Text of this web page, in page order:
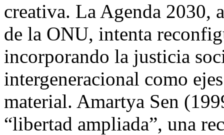
creativa. La Agenda 2030,
de la ONU, intenta
incorporando la justicia
intergeneracional como
material. Amartya Sen
“libertad ampliada”, una